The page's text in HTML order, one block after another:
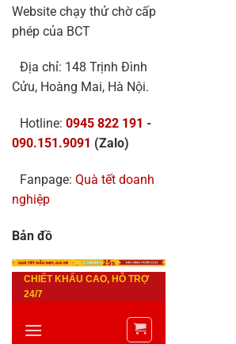
Website chạy thử chờ cấp
phép của BCT
Địa chỉ: 148 Trịnh Đình
Cửu, Hoàng Mai, Hà Nội.
Hotline: 0945 822 191 -
090.151.9091 (Zalo)
Fanpage: Quà tết doanh
nghiệp
Bản đồ